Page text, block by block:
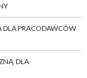
DLA PRACODAWCÓW
DLA